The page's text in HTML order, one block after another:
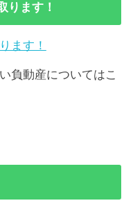
ります！
ます！
負動産についてはこ